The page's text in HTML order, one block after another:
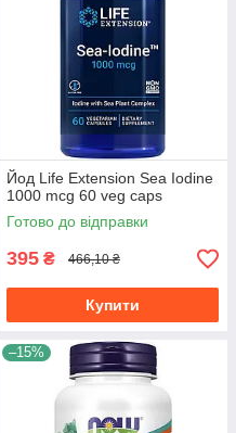
Йод Life Extension Sea Iodine
1000 mcg 60 veg caps
Готово до відправки
395 ₴ 466,10 ₴
Купити
–15%